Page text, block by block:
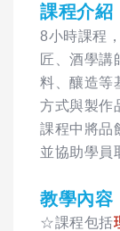
課程介紹
8小時課程
匠、酒學講
料、釀造等
方式與製作
課程中將品
並協助學員
教學內容
☆課程包括